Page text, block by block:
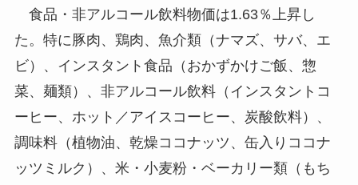
食品・非アルコール飲料物価は1.63％上昇し
た。特に豚肉、鶏肉、魚介類（ナマズ、サバ、エ
ビ）、インスタント食品（おかずかけご飯、惣
菜、麺類）、非アルコール飲料（インスタントコ
ーヒー、ホット／アイスコーヒー、炭酸飲料）、
調味料（植物油、乾燥ココナッツ、缶入りココナ
ッツミルク）、米・小麦粉・ベーカリー類（もち